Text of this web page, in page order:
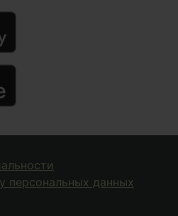
персональных данных